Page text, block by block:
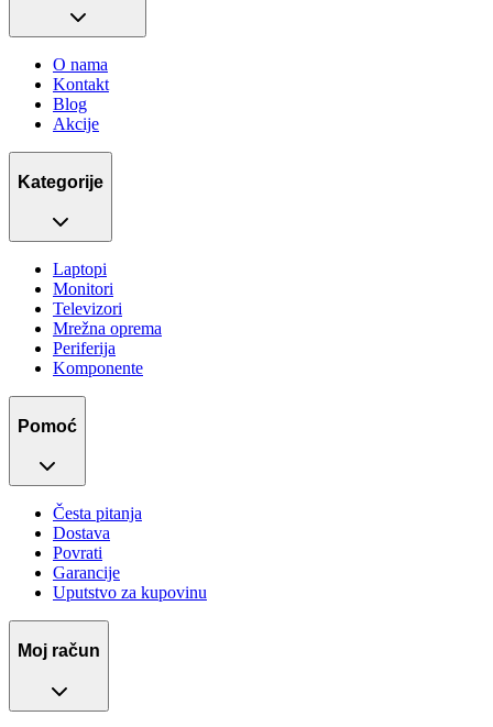
O nama
Kontakt
Blog
Akcije
Kategorije
Laptopi
Monitori
Televizori
Mrežna oprema
Periferija
Komponente
Pomoć
Česta pitanja
Dostava
Povrati
Garancije
Uputstvo za kupovinu
Moj račun